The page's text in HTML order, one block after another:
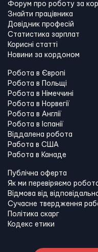
Форум про роботу за
Знайти працівника
Довідник професій
Статистика зарплат
Корисні статті
Новини за кордоном
Робота в Європі
Робота в Польщі
Робота в Німеччині
Робота в Норвегії
Робота в Англії
Робота в Іспанії
Віддалена робота
Работа в США
Работа в Канадe
Публічна оферта
Як ми перевіряємо
Відмова від
Сучасне твердження
Політика скарг
Кодекс етики